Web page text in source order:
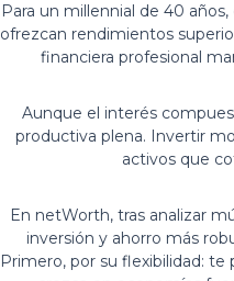
Para un millennial de 40
ofrezcan rendimientos
financiera profesional
Aunque el interés
productiva plena. Invertir
activos que
En netWorth, tras analizar
inversión y ahorro más
Primero, por su flexibilidad: